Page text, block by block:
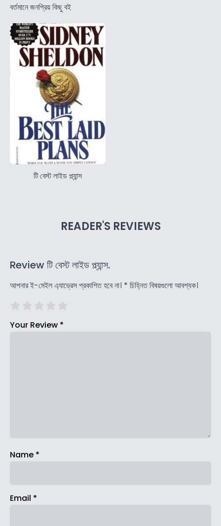
বর্তমানে জনপ্রিয় কিছু বই
টি বেস্ট লাইড প্ল্যান্স
READER'S REVIEWS
Review টি বেস্ট লাইড প্ল্যান্স.
আপনার ই-মেইল এ্যাড্রেস প্রকাশিত হবে না। * চিহ্নিত বিষয়গুলো আবশ্যক।
Your Review *
Name *
Email *